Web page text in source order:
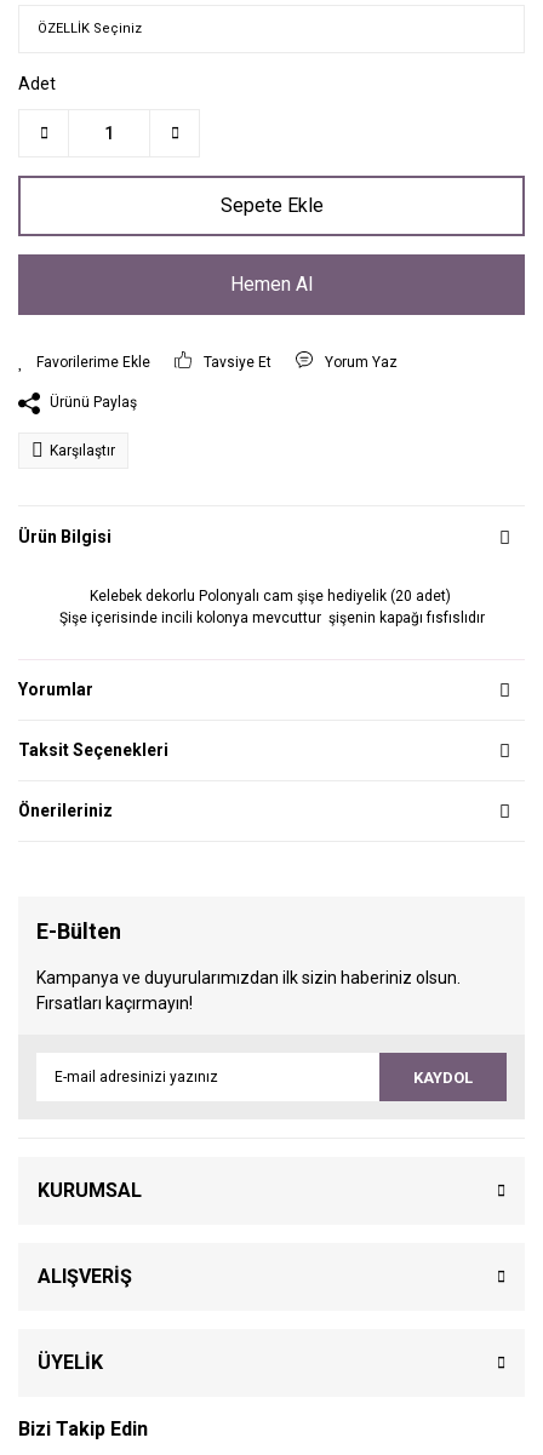
Adet
Sepete Ekle
Hemen Al
Tavsiye Et Yorum Yaz
Ürünü Paylaş
Karşılaştır
Ürün Bilgisi
Kelebek dekorlu Polonyalı cam şişe hediyelik (20 adet)
Şişe içerisinde incili kolonya mevcuttur şişenin kapağı fısfıslıdır
Yorumlar
Taksit Seçenekleri
Önerileriniz
E-Bülten
Kampanya ve duyurularımızdan ilk sizin haberiniz olsun.
Fırsatları kaçırmayın!
KAYDOL
KURUMSAL
ALIŞVERİŞ
ÜYELİK
Bizi Takip Edin